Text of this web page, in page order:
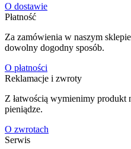
O dostawie
Płatność
Za zamówienia w naszym
dowolny dogodny sposób.
O płatności
Reklamacje i zwroty
Z łatwością wymienimy
pieniądze.
O zwrotach
Serwis